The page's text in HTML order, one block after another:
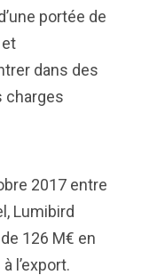
portée de
dans des
charges
2017 entre
Lumibird
126 M€ en
l’export.